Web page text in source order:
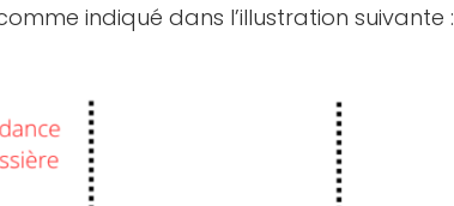
indiqué dans l’illustration suivante :